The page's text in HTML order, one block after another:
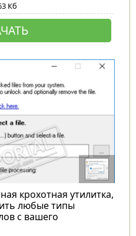
Кб
крохотная утилитка,
любые типы
с вашего